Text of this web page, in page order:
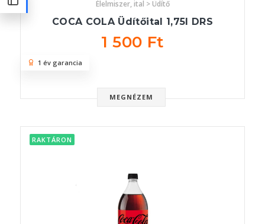
Élelmiszer, ital > Üdítő
COCA COLA Üdítőital 1,75l DRS
1 500 Ft
MEGNÉZEM
1 év garancia
RAKTÁRON